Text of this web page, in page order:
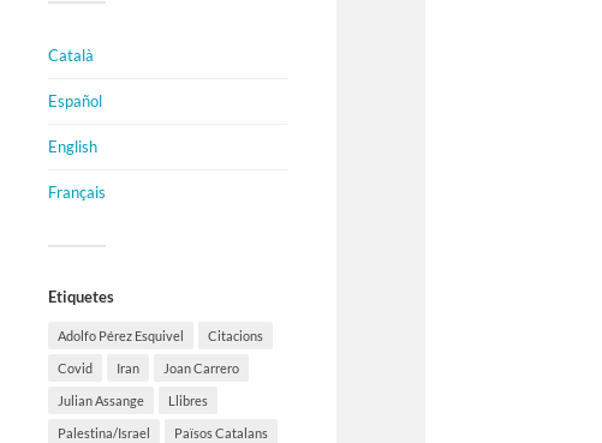
Català
Español
English
Français
Etiquetes
Adolfo Pérez Esquivel Citacions
Covid Iran Joan Carrero
Julian Assange Llibres
Palestina/Israel Països Catalans